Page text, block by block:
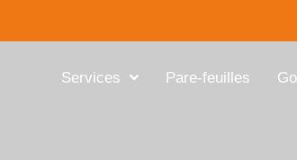
Services Pare-feuilles